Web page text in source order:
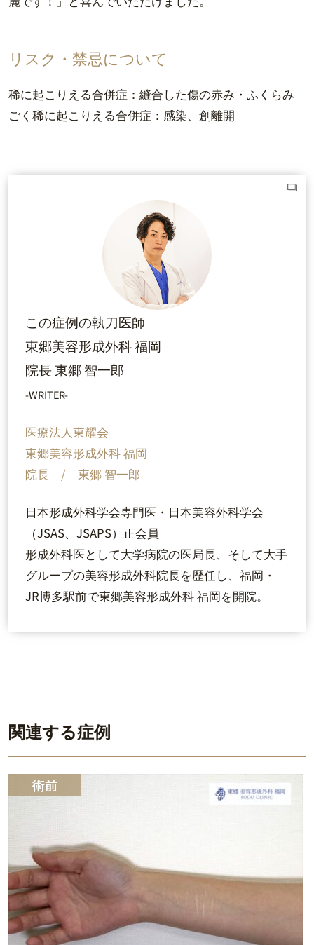
リスク・禁忌について
稀に起こりえる合併症：縫合した傷の赤み・ふくらみ
ごく稀に起こりえる合併症：感染、創離開
この症例の執刀医師
東郷美容形成外科 福岡
院長 東郷 智一郎
-WRITER-
医療法人東耀会
東郷美容形成外科 福岡
院長 / 東郷 智一郎
日本形成外科学会専門医・日本美容外科学会
（JSAS、JSAPS）正会員
形成外科医として大学病院の医局長、そして大手
グループの美容形成外科院長を歴任し、福岡・
JR博多駅前で東郷美容形成外科 福岡を開院。
関連する症例